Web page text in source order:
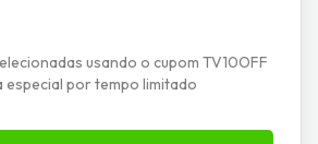
usando o cupom TV10OFF
por tempo limitado